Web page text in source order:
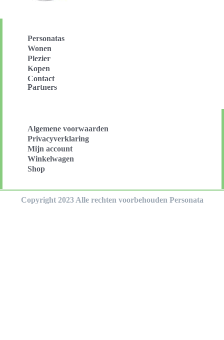
Personatas
Wonen
Plezier
Kopen
Contact
Partners
Algemene voorwaarden
Privacyverklaring
Mijn account
Winkelwagen
Shop
Copyright 2023 Alle rechten voorbehouden Personata